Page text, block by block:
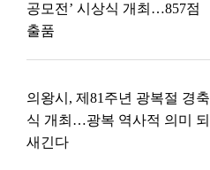
공모전’ 시상식 개최…857점
출품
의왕시, 제81주년 광복절 경축
식 개최…광복 역사적 의미 되
새긴다